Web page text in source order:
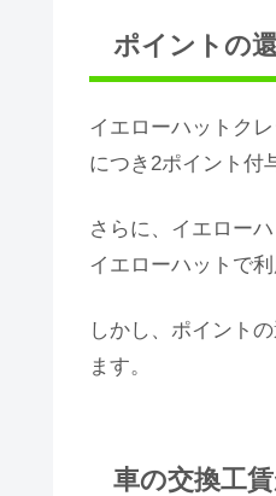
ポイントの
イエローハットク
につき2ポイント付
さらに、イエロー
イエローハットで
しかし、ポイント
ます。
車の交換工